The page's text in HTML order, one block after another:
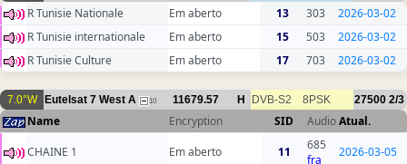
R Tunisie Nationale Em aberto 13 303
2026-03-02
R Tunisie internationale
Em aberto 15 503
2026-03-02
R Tunisie Culture
Em aberto 17 703 2026-03-02
7.0°W Eutelsat 7 West A 10 11679.57 H DVB-S2 8PSK 27500 2/3
Name Encryption SID AudioAtual.
CHAINE 1
Em aberto 11
685
fra
2026-03-05